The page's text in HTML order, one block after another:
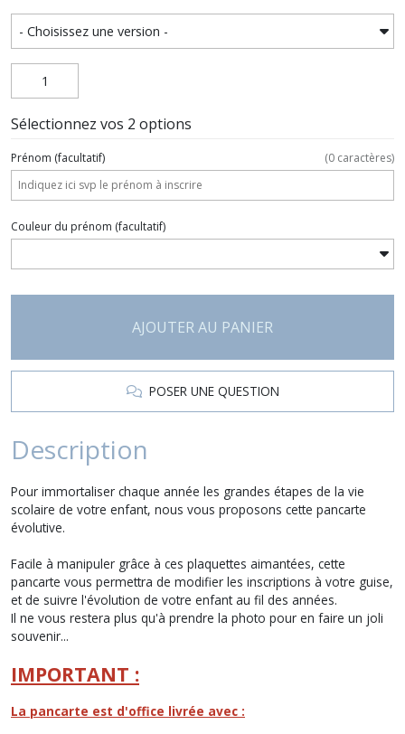
Sélectionnez vos 2 options
Prénom (facultatif) (0 caractères)
Couleur du prénom (facultatif)
AJOUTER AU PANIER
POSER UNE QUESTION
Description
Pour immortaliser chaque année les grandes étapes de la vie
scolaire de votre enfant, nous vous proposons cette pancarte
évolutive.
Facile à manipuler grâce à ces plaquettes aimantées, cette
pancarte vous permettra de modifier les inscriptions à votre guise,
et de suivre l'évolution de votre enfant au fil des années.
Il ne vous restera plus qu'à prendre la photo pour en faire un joli
souvenir...
IMPORTANT :
La pancarte est d'office livrée avec :